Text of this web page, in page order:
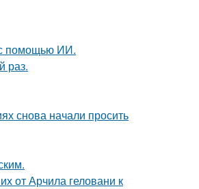
с помощью ИИ.
раз.
снова начали просить
от Арчила геловани к